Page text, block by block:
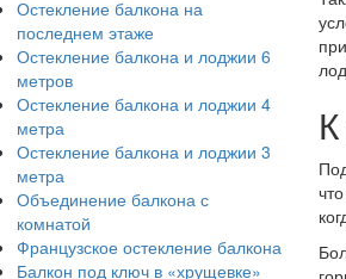
Остекление балкона на
последнем этаже
Остекление балкона и лоджии 6
метров
Остекление балкона и лоджии 4
метра
Остекление балкона и лоджии 3
метра
Объединение балкона с
комнатой
Французское остекление балкона
Балкон под ключ в «хрущевке»